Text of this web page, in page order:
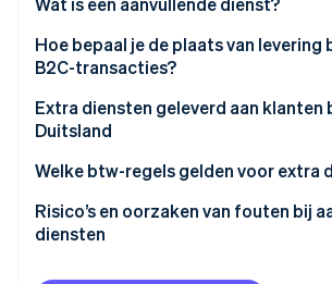
Hoe bepaal je de plaats van levering
B2C-transacties?
Bijzondere bepalingen
Extra diensten geleverd aan klanten
Duitsland
Welke btw-regels gelden voor extra
Risico’s en oorzaken van fouten bij
diensten